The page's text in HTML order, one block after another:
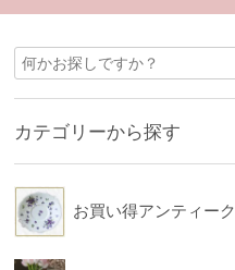
コウルドン
KPM
カテゴリーから探す
お買い得アンティーク